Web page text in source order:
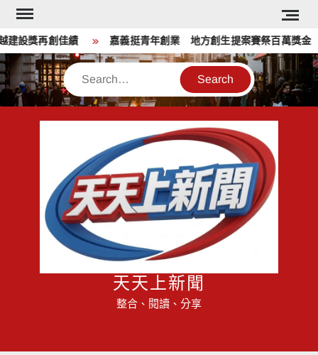
Skip
content
獎再創佳績 嘉義挺青年創業 地方創生提案賽祭百萬獎金
Search
天天上新聞
整合、閱讀、分享